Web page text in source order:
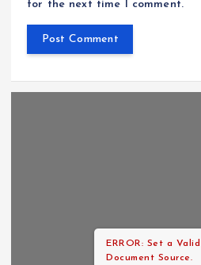
for the next time I comment.
ERROR: Set a Valid
Document Source.